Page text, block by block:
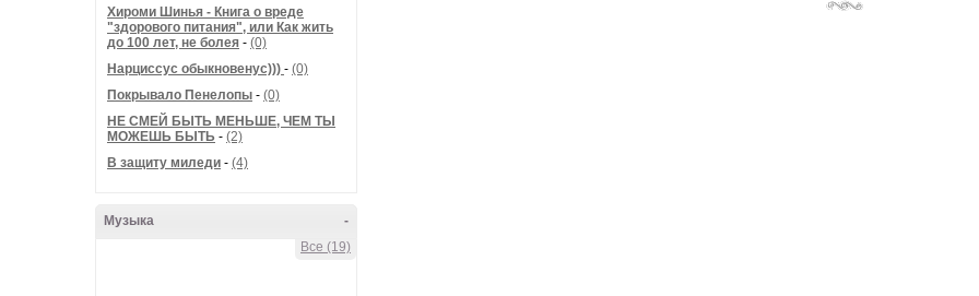
Хироми Шинья - Книга о вреде
"здорового питания", или Как жить
до 100 лет, не болея - (0)
Нарциссус обыкновенус))) - (0)
Покрывало Пенелопы - (0)
НЕ СМЕЙ БЫТЬ МЕНЬШЕ, ЧЕМ ТЫ
МОЖЕШЬ БЫТЬ - (2)
В защиту миледи - (4)
-
Музыка
Все (19)